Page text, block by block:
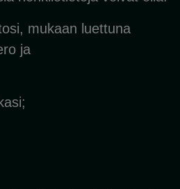
mukaan luettuna
ja